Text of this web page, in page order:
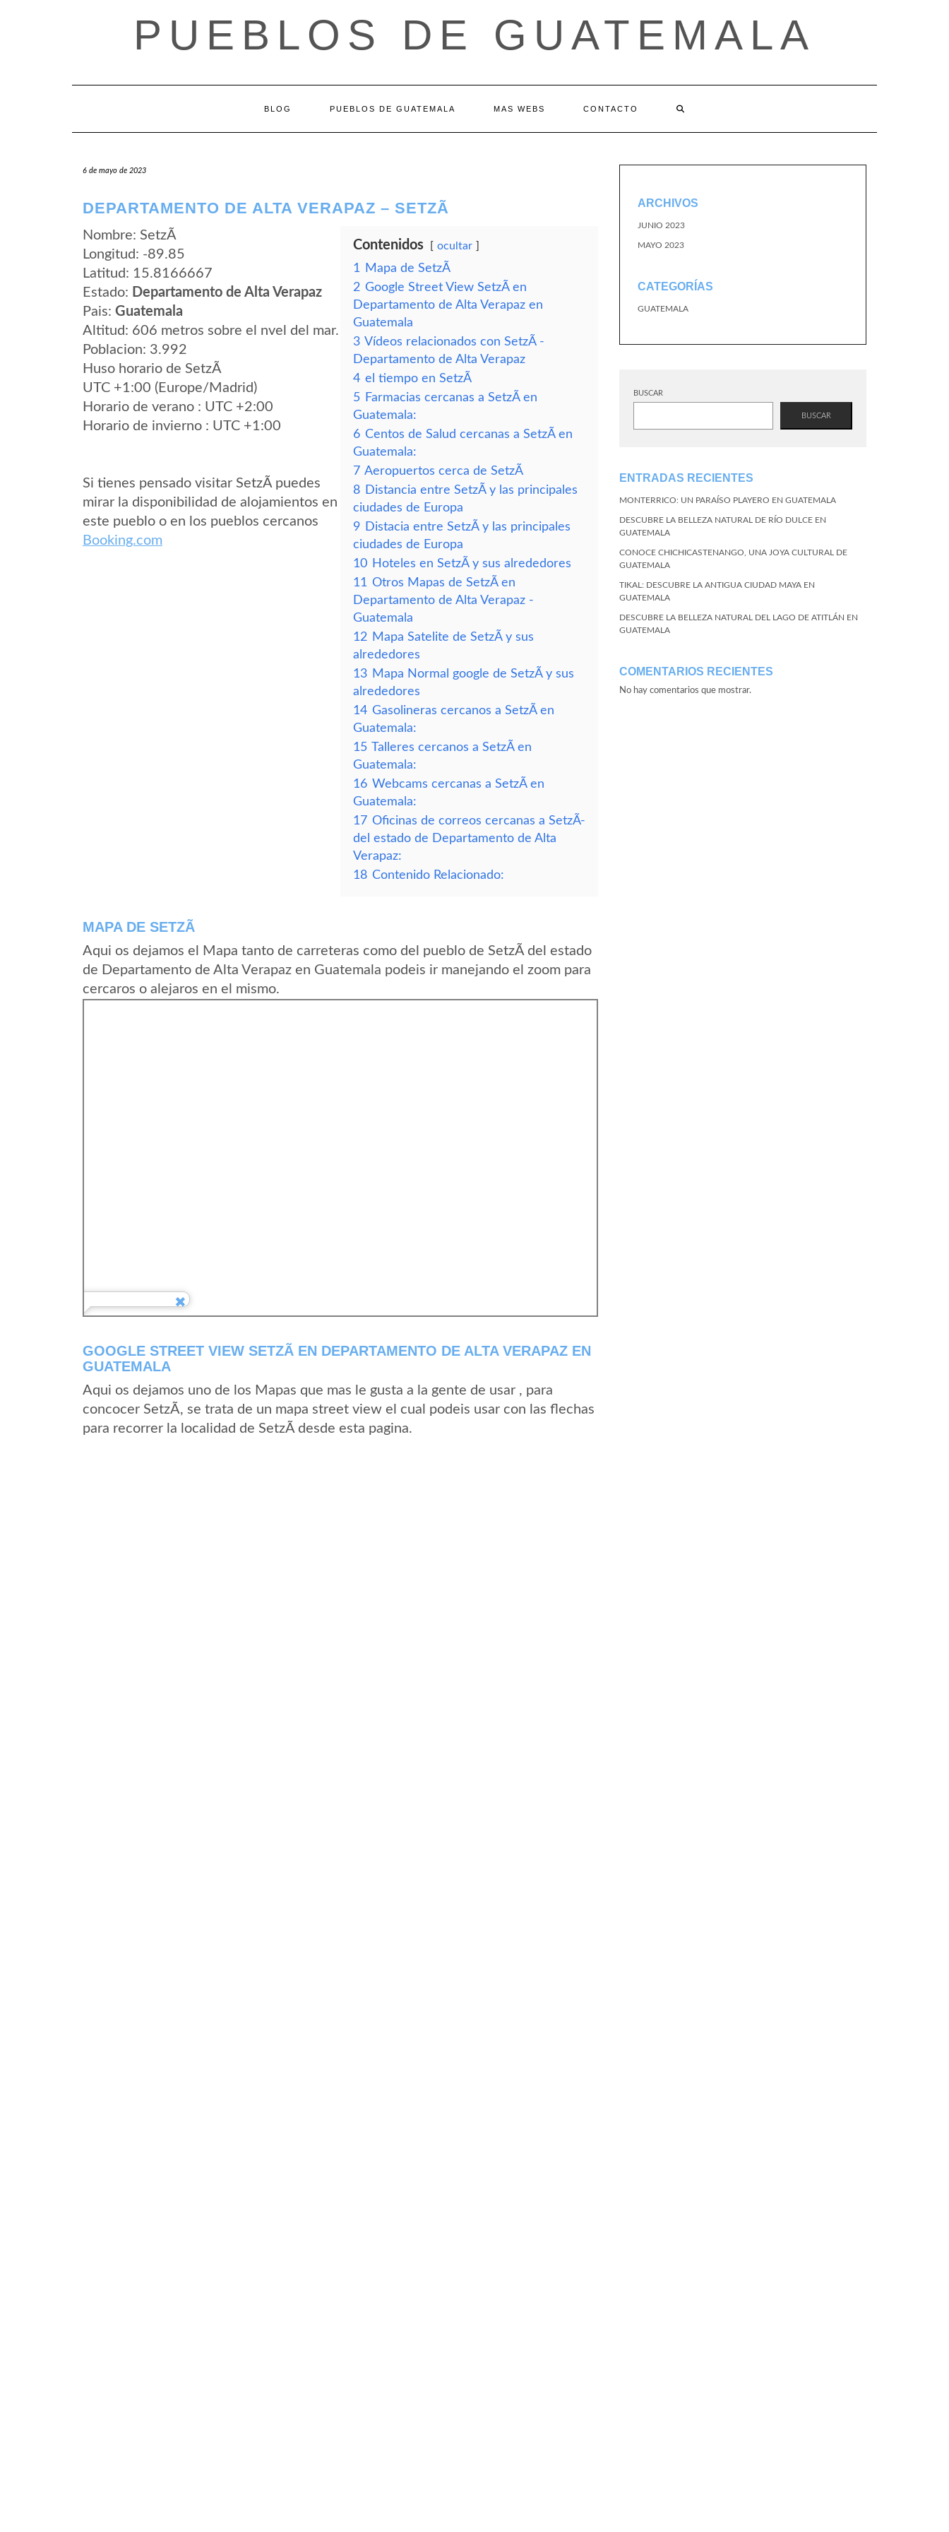
PUEBLOS DE GUATEMALA
BLOG PUEBLOS DE GUATEMALA MAS WEBS CONTACTO
6 de mayo de 2023
DEPARTAMENTO DE ALTA VERAPAZ – SETZÃ­
Nombre: SetzÃ­
Longitud: -89.85
Latitud: 15.8166667
Estado: Departamento de Alta Verapaz
Pais: Guatemala
Altitud: 606 metros sobre el nvel del mar.
Poblacion: 3.992
Huso horario de SetzÃ­
UTC +1:00 (Europe/Madrid)
Horario de verano : UTC +2:00
Horario de invierno : UTC +1:00
Si tienes pensado visitar SetzÃ­ puedes
mirar la disponibilidad de alojamientos en
este pueblo o en los pueblos cercanos
Booking.com
Contenidos ocultar
1
Mapa de SetzÃ­
2 Google Street View SetzÃ­ en
Departamento de Alta Verapaz en
Guatemala
3 Vídeos relacionados con SetzÃ­ -
Departamento de Alta Verapaz
4 el tiempo en SetzÃ­
5 Farmacias cercanas a SetzÃ­ en
Guatemala:
6 Centos de Salud cercanas a SetzÃ­ en
Guatemala:
7 Aeropuertos cerca de SetzÃ­
8 Distancia entre SetzÃ­ y las principales
ciudades de Europa
9 Distacia entre SetzÃ­ y las principales
ciudades de Europa
10 Hoteles en SetzÃ­ y sus alrededores
11 Otros Mapas de SetzÃ­ en
Departamento de Alta Verapaz -
Guatemala
12 Mapa Satelite de SetzÃ­ y sus
alrededores
13 Mapa Normal google de SetzÃ­ y sus
alrededores
14 Gasolineras cercanos a SetzÃ­ en
Guatemala:
15 Talleres cercanos a SetzÃ­ en
Guatemala:
16 Webcams cercanas a SetzÃ­ en
Guatemala:
17 Oficinas de correos cercanas a SetzÃ­
del estado de Departamento de Alta
Verapaz:
18 Contenido Relacionado:
MAPA DE SETZÃ­
Aqui os dejamos el Mapa tanto de carreteras como del pueblo de SetzÃ­ del estado
de Departamento de Alta Verapaz en Guatemala podeis ir manejando el zoom para
cercaros o alejaros en el mismo.
GOOGLE STREET VIEW SETZÃ­ EN DEPARTAMENTO DE ALTA VERAPAZ EN
GUATEMALA
Aqui os dejamos uno de los Mapas que mas le gusta a la gente de usar , para
concocer SetzÃ­, se trata de un mapa street view el cual podeis usar con las flechas
para recorrer la localidad de SetzÃ­ desde esta pagina.
ARCHIVOS
JUNIO 2023
MAYO 2023
CATEGORÍAS
GUATEMALA
BUSCAR
BUSCAR
ENTRADAS RECIENTES
MONTERRICO: UN PARAÍSO PLAYERO EN GUATEMALA
DESCUBRE LA BELLEZA NATURAL DE RÍO DULCE EN
GUATEMALA
CONOCE CHICHICASTENANGO, UNA JOYA CULTURAL DE
GUATEMALA
TIKAL: DESCUBRE LA ANTIGUA CIUDAD MAYA EN
GUATEMALA
DESCUBRE LA BELLEZA NATURAL DEL LAGO DE ATITLÁN EN
GUATEMALA
COMENTARIOS RECIENTES
No hay comentarios que mostrar.